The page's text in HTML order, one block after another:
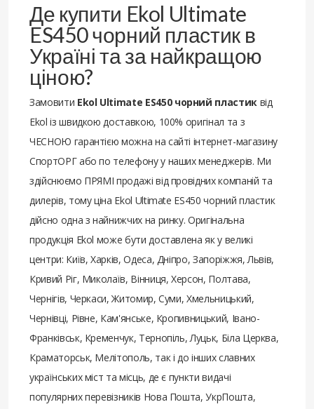
Де купити Ekol Ultimate
ES450 чорний пластик в
Україні та за найкращою
ціною?
Замовити Ekol Ultimate ES450 чорний пластиквід
Ekol із швидкою доставкою, 100% оригінал та з
ЧЕСНОЮ гарантією можна на сайті інтернет-магазину
СпортОРГ або по телефону у наших менеджерів. Ми
здійснюємо ПРЯМІ продажі від провідних компаній та
дилерів, тому ціна Ekol Ultimate ES450 чорний пластик
дійсно одна з найнижчих на ринку. Оригінальна
продукція Ekol може бути доставлена ​​як у великі
центри: Київ, Харків, Одеса, Дніпро, Запоріжжя, Львів,
Кривий Ріг, Миколаїв, Вінниця, Херсон, Полтава,
Чернігів, Черкаси, Житомир, Суми, Хмельницький,
Чернівці, Рівне, Кам'янське, Кропивницький, Івано-
Франківськ, Кременчук, Тернопіль, Луцьк, Біла Церква,
Краматорськ, Мелітополь, так і до інших славних
українських міст та місць, де є пункти видачі
популярних перевізників Нова Пошта, УкрПошта,